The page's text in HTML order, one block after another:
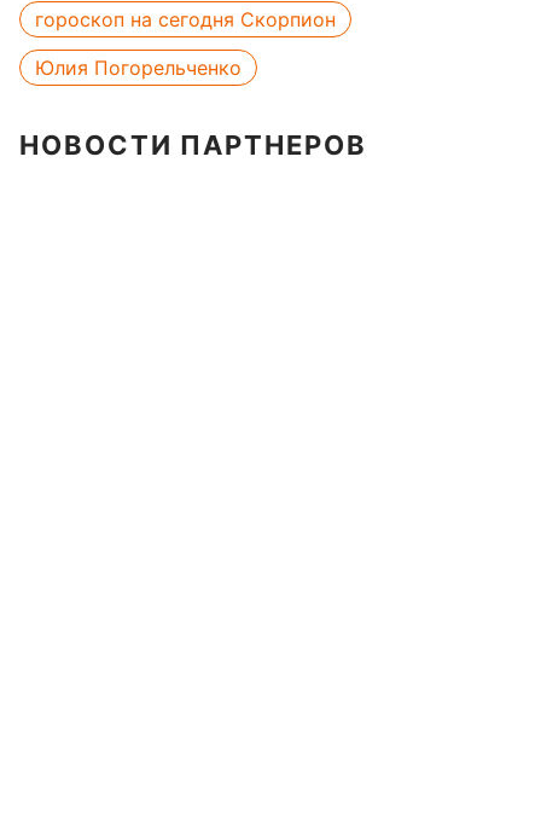
гороскоп на сегодня Скорпион
Юлия Погорельченко
НОВОСТИ ПАРТНЕРОВ